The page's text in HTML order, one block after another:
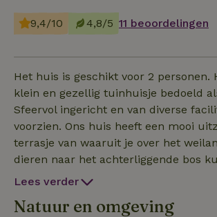
9,4/10 4,8/5 11 beoordelingen
Het huis is geschikt voor 2 personen.
klein en gezellig tuinhuisje bedoeld
Sfeervol ingericht en van diverse
voorzien. Ons huis heeft een mooi uitzicht met een
terrasje van waaruit je over het
dieren naar het achterliggende bos
zit een kleine overkapping aan het
buiten kunt zitten. Het is mogelijk om het luxe
Lees verder
Natuur en omgeving